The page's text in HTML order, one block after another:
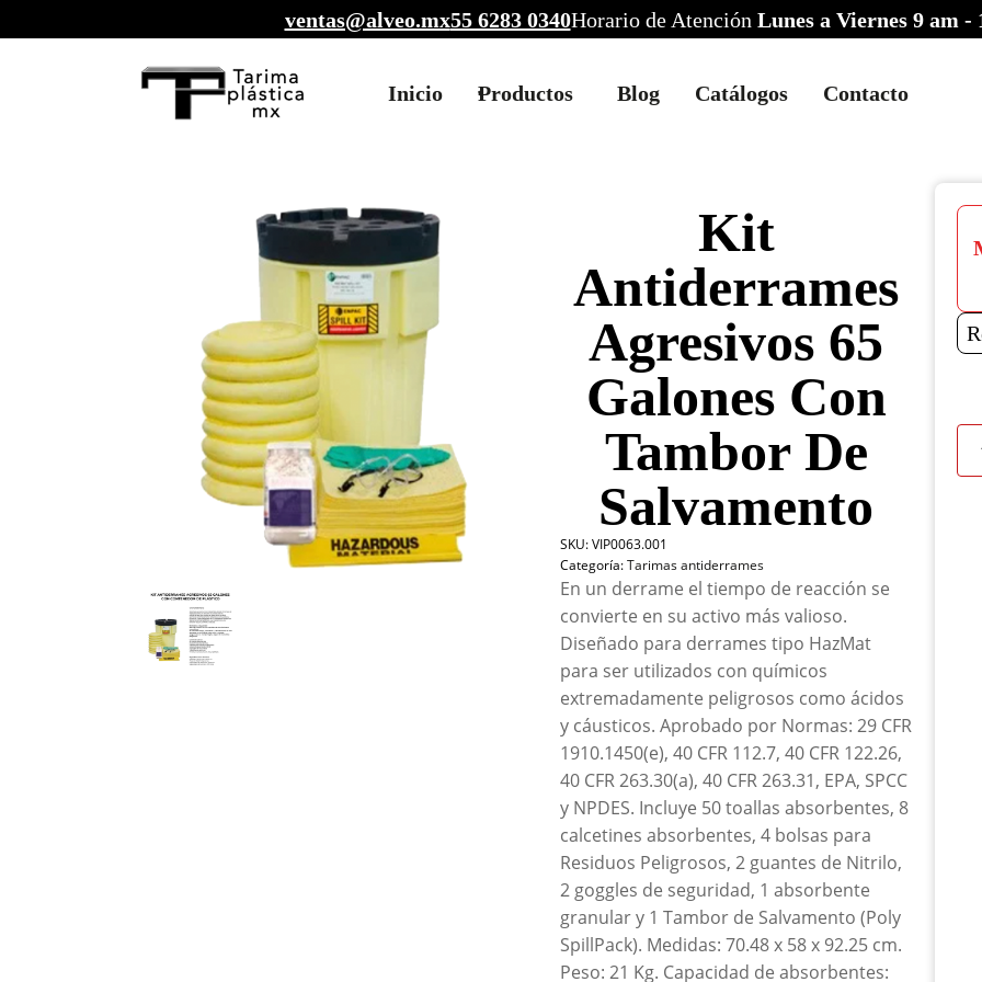
ventas@alveo.mx55 6283 0340Horario de Atención Lunes a Viernes 9 am
Inicio Productos Blog Catálogos Contacto
Kit
Antiderrames
Agresivos 65
Galones Con
Tambor De
Salvamento
SKU:VIP0063.001
Categoría:Tarimas antiderrames
En un derrame el tiempo de reacción se
convierte en su activo más valioso.
Diseñado para derrames tipo HazMat
para ser utilizados con químicos
extremadamente peligrosos como ácidos
y cáusticos. Aprobado por Normas: 29 CFR
1910.1450(e), 40 CFR 112.7, 40 CFR 122.26,
40 CFR 263.30(a), 40 CFR 263.31, EPA, SPCC
y NPDES. Incluye 50 toallas absorbentes, 8
calcetines absorbentes, 4 bolsas para
Residuos Peligrosos, 2 guantes de Nitrilo,
2 goggles de seguridad, 1 absorbente
granular y 1 Tambor de Salvamento (Poly
SpillPack). Medidas: 70.48 x 58 x 92.25 cm.
Peso: 21 Kg. Capacidad de absorbentes: